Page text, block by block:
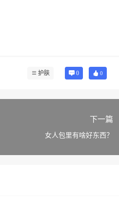
护肤 0 0
下一篇
女人包里有啥好东西？